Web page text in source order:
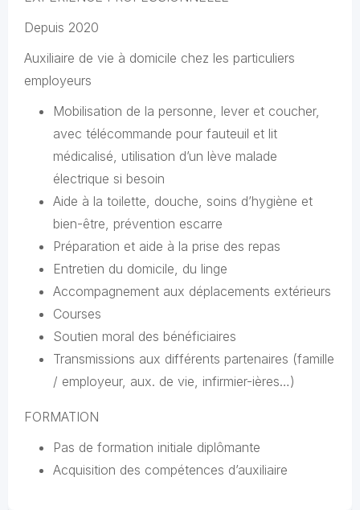
Depuis 2020
Auxiliaire de vie à domicile chez les particuliers
employeurs
Mobilisation de la personne, lever et coucher,
avec télécommande pour fauteuil et lit
médicalisé, utilisation d’un lève malade
électrique si besoin
Aide à la toilette, douche, soins d’hygiène et
bien-être, prévention escarre
Préparation et aide à la prise des repas
Entretien du domicile, du linge
Accompagnement aux déplacements extérieurs
Courses
Soutien moral des bénéficiaires
Transmissions aux différents partenaires (famille
/ employeur, aux. de vie, infirmier-ières…)
FORMATION
Pas de formation initiale diplômante
Acquisition des compétences d’auxiliaire